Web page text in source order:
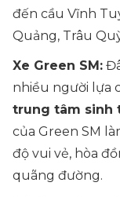
đến cầu Vĩnh
Quảng, Trâu
Xe Green SM:
nhiều người lựa
trung tâm sinh
của Green SM
độ vui vẻ, hòa
quãng đường.